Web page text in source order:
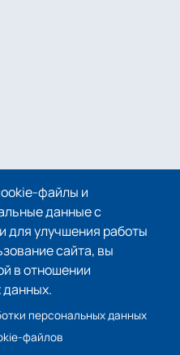
файлы и
данные с
улучшения работы
сайта, вы
в отношении
данных.
персональных данных
файлов
организации
персональных
файлов